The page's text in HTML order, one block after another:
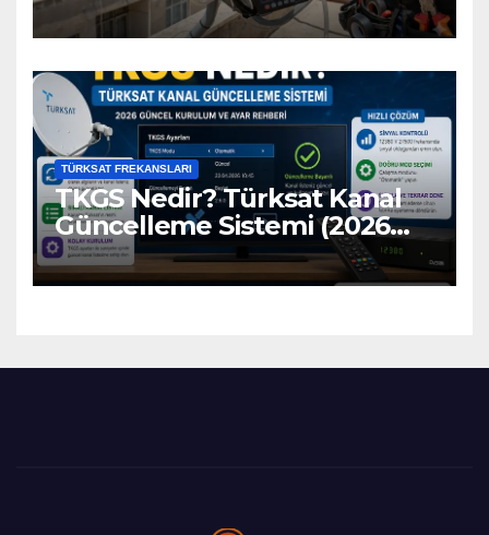
TÜRKSAT FREKANSLARI
TKGS Nedir? Türksat Kanal
Güncelleme Sistemi (2026
Ayarları)